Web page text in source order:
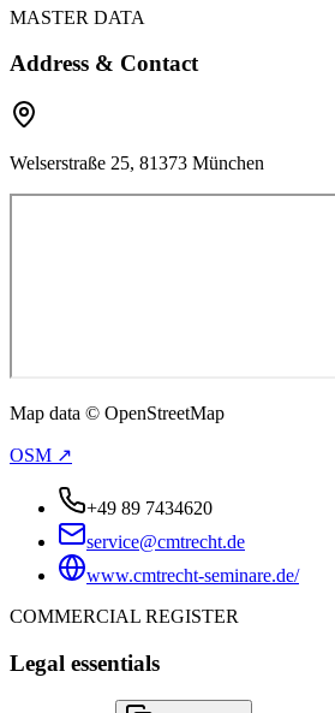
MASTER DATA
Address & Contact
Welserstraße 25, 81373 München
Map data © OpenStreetMap
OSM ↗
+49 89 7434620
service@cmtrecht.de
www.cmtrecht-seminare.de/
COMMERCIAL REGISTER
Legal essentials